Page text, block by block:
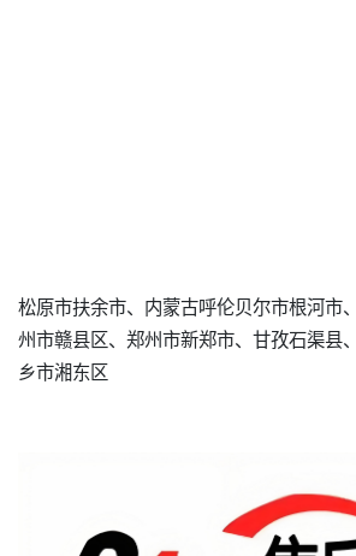
松原市扶余市、内蒙古呼伦贝尔市根河市
州市赣县区、郑州市新郑市、甘孜石渠县
乡市湘东区